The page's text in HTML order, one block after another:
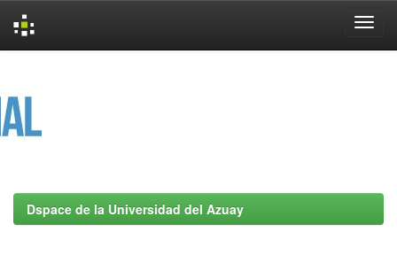
Dspace de la Universidad del Azuay